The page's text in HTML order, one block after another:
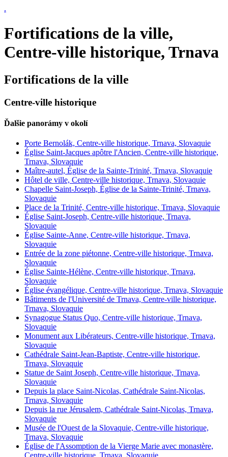
.
Fortifications de la ville,
Centre-ville historique, Trnava
Fortifications de la ville
Centre-ville historique
Ďalšie panorámy v okolí
Porte Bernolák, Centre-ville historique, Trnava, Slovaquie
Église Saint-Jacques apôtre l'Ancien, Centre-ville historique,
Trnava, Slovaquie
Maître-autel, Église de la Sainte-Trinité, Trnava, Slovaquie
Hôtel de ville, Centre-ville historique, Trnava, Slovaquie
Chapelle Saint-Joseph, Église de la Sainte-Trinité, Trnava,
Slovaquie
Place de la Trinité, Centre-ville historique, Trnava, Slovaquie
Église Saint-Joseph, Centre-ville historique, Trnava,
Slovaquie
Église Sainte-Anne, Centre-ville historique, Trnava,
Slovaquie
Entrée de la zone piétonne, Centre-ville historique, Trnava,
Slovaquie
Église Sainte-Hélène, Centre-ville historique, Trnava,
Slovaquie
Église évangélique, Centre-ville historique, Trnava, Slovaquie
Bâtiments de l'Université de Trnava, Centre-ville historique,
Trnava, Slovaquie
Synagogue Status Quo, Centre-ville historique, Trnava,
Slovaquie
Monument aux Libérateurs, Centre-ville historique, Trnava,
Slovaquie
Cathédrale Saint-Jean-Baptiste, Centre-ville historique,
Trnava, Slovaquie
Statue de Saint Joseph, Centre-ville historique, Trnava,
Slovaquie
Depuis la place Saint-Nicolas, Cathédrale Saint-Nicolas,
Trnava, Slovaquie
Depuis la rue Jérusalem, Cathédrale Saint-Nicolas, Trnava,
Slovaquie
Musée de l'Ouest de la Slovaquie, Centre-ville historique,
Trnava, Slovaquie
Église de l'Assomption de la Vierge Marie avec monastère,